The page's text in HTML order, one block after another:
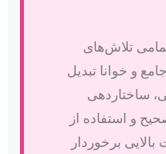
تلاش‌های
و خوانا تبدیل
ساختاردهی
و استفاده از
برخوردار